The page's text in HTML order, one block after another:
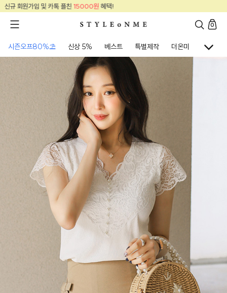
신규 회원가입 및 카톡 플친
0
시즌오프80%⛱ 신상 5% 베스트 특별제작 더온미 골프웨어